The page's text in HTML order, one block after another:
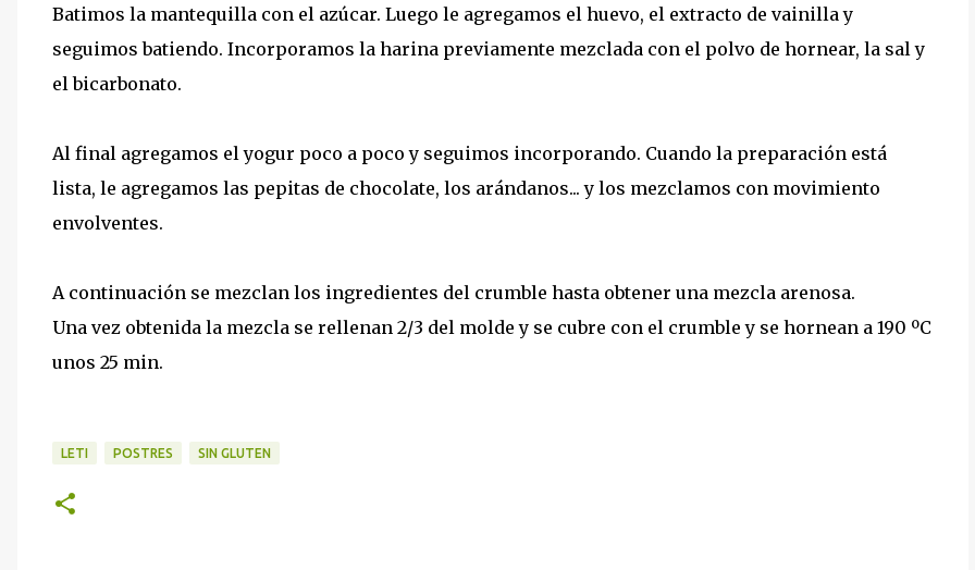
Batimos la mantequilla con el azúcar. Luego le agregamos el huevo, el extracto de vainilla y
seguimos batiendo. Incorporamos la harina previamente mezclada con el polvo de hornear, la sal y
el bicarbonato.
Al final agregamos el yogur poco a poco y seguimos incorporando. Cuando la preparación está
lista, le agregamos las pepitas de chocolate, los arándanos... y los mezclamos con movimiento
envolventes.
A continuación se mezclan los ingredientes del crumble hasta obtener una mezcla arenosa.
Una vez obtenida la mezcla se rellenan 2/3 del molde y se cubre con el crumble y se hornean a 190 ºC
unos 25 min.
LETI POSTRES SIN GLUTEN